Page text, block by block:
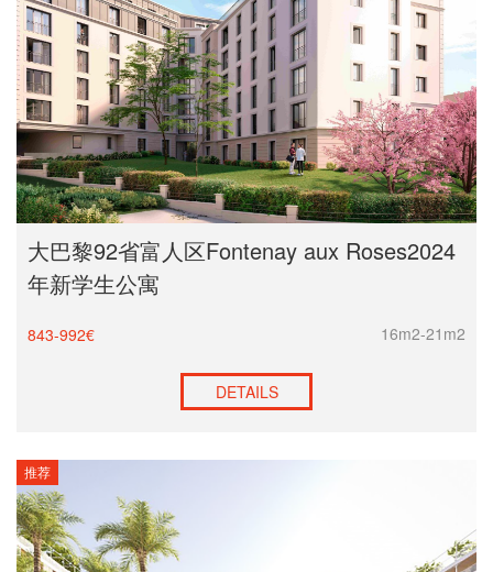
大巴黎92省富人区Fontenay aux Roses2024
年新学生公寓
843-992€ 16m2-21m2
DETAILS
推荐